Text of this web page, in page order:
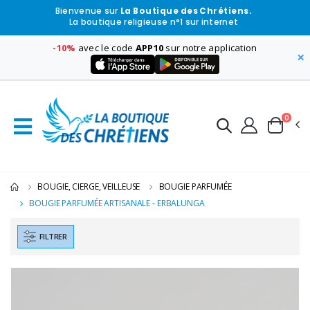
Bienvenue sur La Boutique des Chrétiens.
La boutique religieuse n°1 sur internet
-10% avec le code APP10 sur notre application
×
0
BOUGIE, CIERGE, VEILLEUSE
BOUGIE PARFUMÉE
BOUGIE PARFUMÉE ARTISANALE - ERBALUNGA
FILTRER